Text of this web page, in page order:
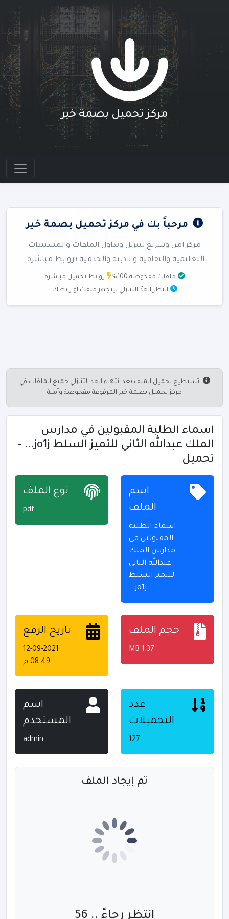
مركز تحميل بصمة خير
مرحباً بك في مركز تحميل بصمة خير
مركز امن وسريع لتنزيل وتداول الملفات والمستندات
التعليمية والثقافية والادبية والخدمية بروابط مباشرة.
ملفات مفحوصة 100%
روابط تحميل مباشرة
انتظر العدّ التنازلي ليتجهز ملفك او رابطك
تستطيع تحميل الملف بعد انتهاء العد التنازلي جميع الملفات في
مركز تحميل بصمة خير المرفوعة مفحوصة وآمنة
اسماء الطلبة المقبولين في مدارس
الملك عبدالله الثاني للتميز السلط jo1j... -
تحميل
اسم
الملف
اسماء الطلبة
المقبولين في
مدارس الملك
عبدالله الثاني
للتميز السلط
jo1j...
نوع الملف
pdf
حجم الملف
1.37 MB
تاريخ الرفع
12-09-2021
08:49 م
عدد
التحميلات
127
اسم
المستخدم
admin
تم إيجاد الملف
انتظر رجاءً .. 55